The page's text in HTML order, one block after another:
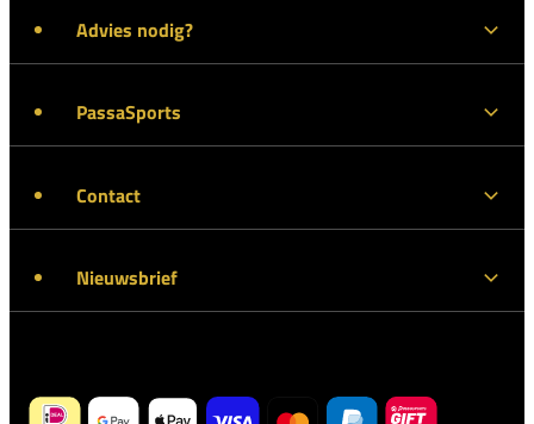
Advies nodig?
PassaSports
Contact
Nieuwsbrief